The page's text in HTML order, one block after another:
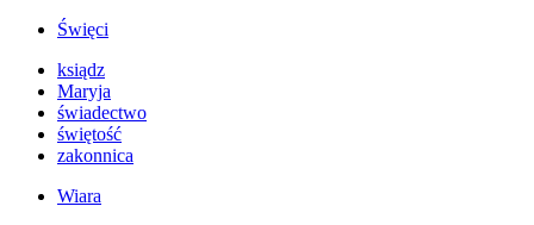
Święci
ksiądz
Maryja
świadectwo
świętość
zakonnica
Wiara